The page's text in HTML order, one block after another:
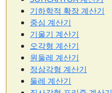
기하학적 확장 계산기
중심 계산기
기울기 계산기
오각형 계산기
원둘레 계산기
정삼각형 계산기
둘레 계산기